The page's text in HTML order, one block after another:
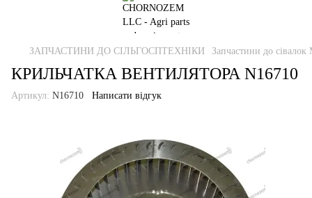
ЗАПЧАСТИНИ ДО СІЛЬГОСПТЕХНІКИ Запчастини до сівалок
КРИЛЬЧАТКА ВЕНТИЛЯТОРА N16710
Артикул: N16710 Написати відгук